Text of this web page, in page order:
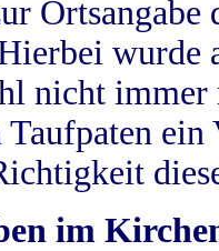
wurde
nicht
im